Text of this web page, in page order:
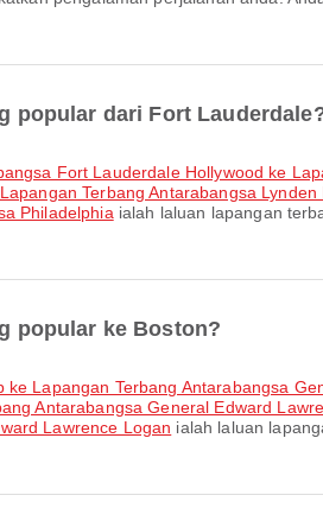
popular dari Fort
Fort Lauderdale Hollywood ke
Terbang Antarabangsa Lynden
Philadelphia ialah laluan lapangan
popular ke Boston?
ke Lapangan Terbang Antarabangsa
Antarabangsa General Edward
Lawrence Logan ialah laluan